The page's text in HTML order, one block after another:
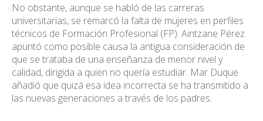
No obstante, aunque se habló de las carreras
universitarias, se remarcó la falta de mujeres en perfiles
técnicos de Formación Profesional (FP). Aintzane Pérez
apuntó como posible causa la antigua consideración de
que se trataba de una enseñanza de menor nivel y
calidad, dirigida a quien no quería estudiar. Mar Duque
añadió que quizá esa idea incorrecta se ha transmitido a
las nuevas generaciones a través de los padres.